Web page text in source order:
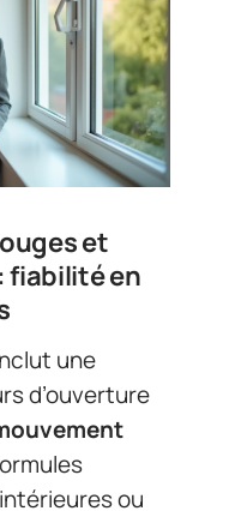
et
fiabilité en
une
d’ouverture
ou